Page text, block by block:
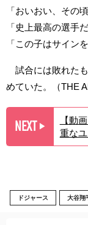
「おいおい、その
「史上最高の選手だ
「この子はサイン
試合には敗れた
めていた。（THE
NEXT ▶︎
【動
重な
ドジャース 大谷翔